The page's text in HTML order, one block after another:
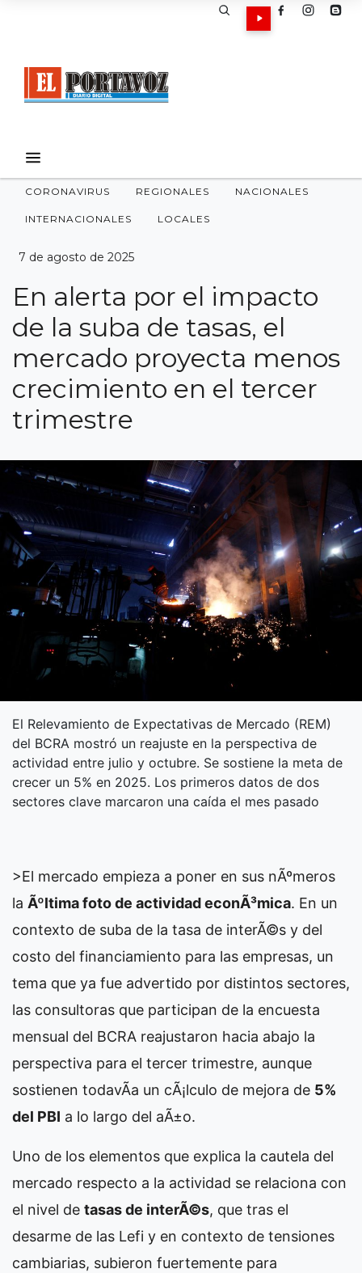
CORONAVIRUS REGIONALES NACIONALES
INTERNACIONALES LOCALES
7 de agosto de 2025
En alerta por el impacto
de la suba de tasas, el
mercado proyecta menos
crecimiento en el tercer
trimestre
El Relevamiento de Expectativas de Mercado (REM)
del BCRA mostró un reajuste en la perspectiva de
actividad entre julio y octubre. Se sostiene la meta de
crecer un 5% en 2025. Los primeros datos de dos
sectores clave marcaron una caída el mes pasado
>El mercado empieza a poner en sus nÃºmeros
la Ãºltima foto de actividad econÃ³mica. En un
contexto de suba de la tasa de interÃ©s y del
costo del financiamiento para las empresas, un
tema que ya fue advertido por distintos sectores,
las consultoras que participan de la encuesta
mensual del BCRA reajustaron hacia abajo la
perspectiva para el tercer trimestre, aunque
sostienen todavÃ­a un cÃ¡lculo de mejora de 5%
del PBI a lo largo del aÃ±o.
Uno de los elementos que explica la cautela del
mercado respecto a la actividad se relaciona con
el nivel de tasas de interÃ©s, que tras el
desarme de las Lefi y en contexto de tensiones
cambiarias, subieron fuertemente para